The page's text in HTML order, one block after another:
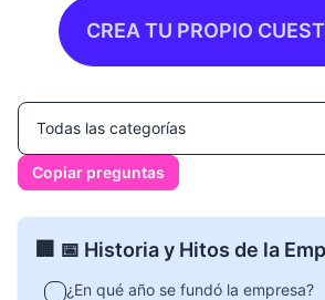
CREA TU PROPIO
Copiar preguntas
🏢 📅 Historia y Hitos de la
¿En qué año se fundó la empresa?